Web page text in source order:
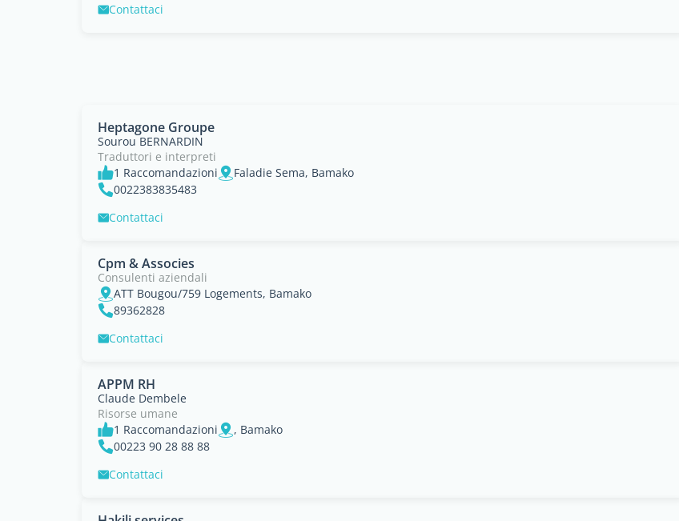
Contattaci
Heptagone Groupe
Sourou BERNARDIN
Traduttori e interpreti
1 Raccomandazioni
Faladie Sema, Bamako
0022383835483
Contattaci
Cpm & Associes
Consulenti aziendali
ATT Bougou/759 Logements, Bamako
89362828
Contattaci
APPM RH
Claude Dembele
Risorse umane
1 Raccomandazioni
, Bamako
00223 90 28 88 88
Contattaci